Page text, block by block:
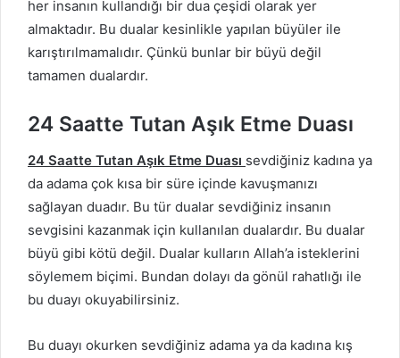
her insanın kullandığı bir dua çeşidi olarak yer
almaktadır. Bu dualar kesinlikle yapılan büyüler ile
karıştırılmamalıdır. Çünkü bunlar bir büyü değil
tamamen dualardır.
24 Saatte Tutan Aşık Etme Duası
24 Saatte Tutan Aşık Etme Duası sevdiğiniz kadına ya
da adama çok kısa bir süre içinde kavuşmanızı
sağlayan duadır. Bu tür dualar sevdiğiniz insanın
sevgisini kazanmak için kullanılan dualardır. Bu dualar
büyü gibi kötü değil. Dualar kulların Allah’a isteklerini
söylemem biçimi. Bundan dolayı da gönül rahatlığı ile
bu duayı okuyabilirsiniz.
Bu duayı okurken sevdiğiniz adama ya da kadına kış